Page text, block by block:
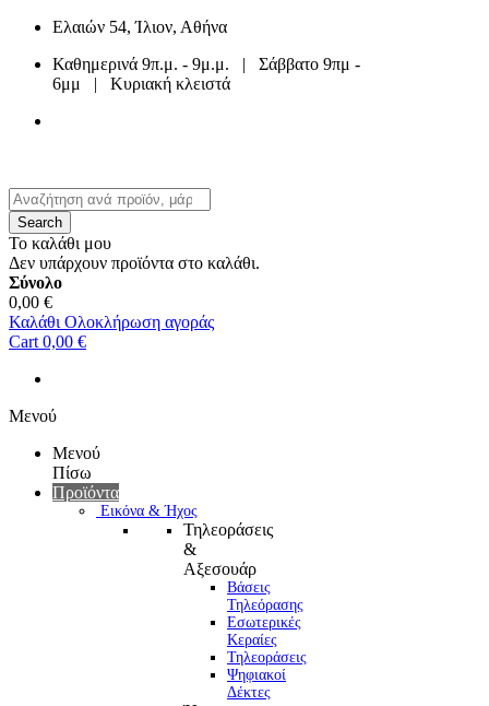
Ελαιών 54, Ίλιον, Αθήνα
Καθημερινά 9π.μ. - 9μ.μ. | Σάββατο 9πμ -
6μμ | Κυριακή κλειστά
Search
Το καλάθι μου
Δεν υπάρχουν προϊόντα στο καλάθι.
Σύνολο
0,00 €
Καλάθι Ολοκλήρωση αγοράς
Cart 0,00 €
Μενού
Μενού
Πίσω
Προϊόντα
Εικόνα & Ήχος
Τηλεοράσεις
&
Αξεσουάρ
Βάσεις
Τηλεόρασης
Εσωτερικές
Κεραίες
Τηλεοράσεις
Ψηφιακοί
Δέκτες